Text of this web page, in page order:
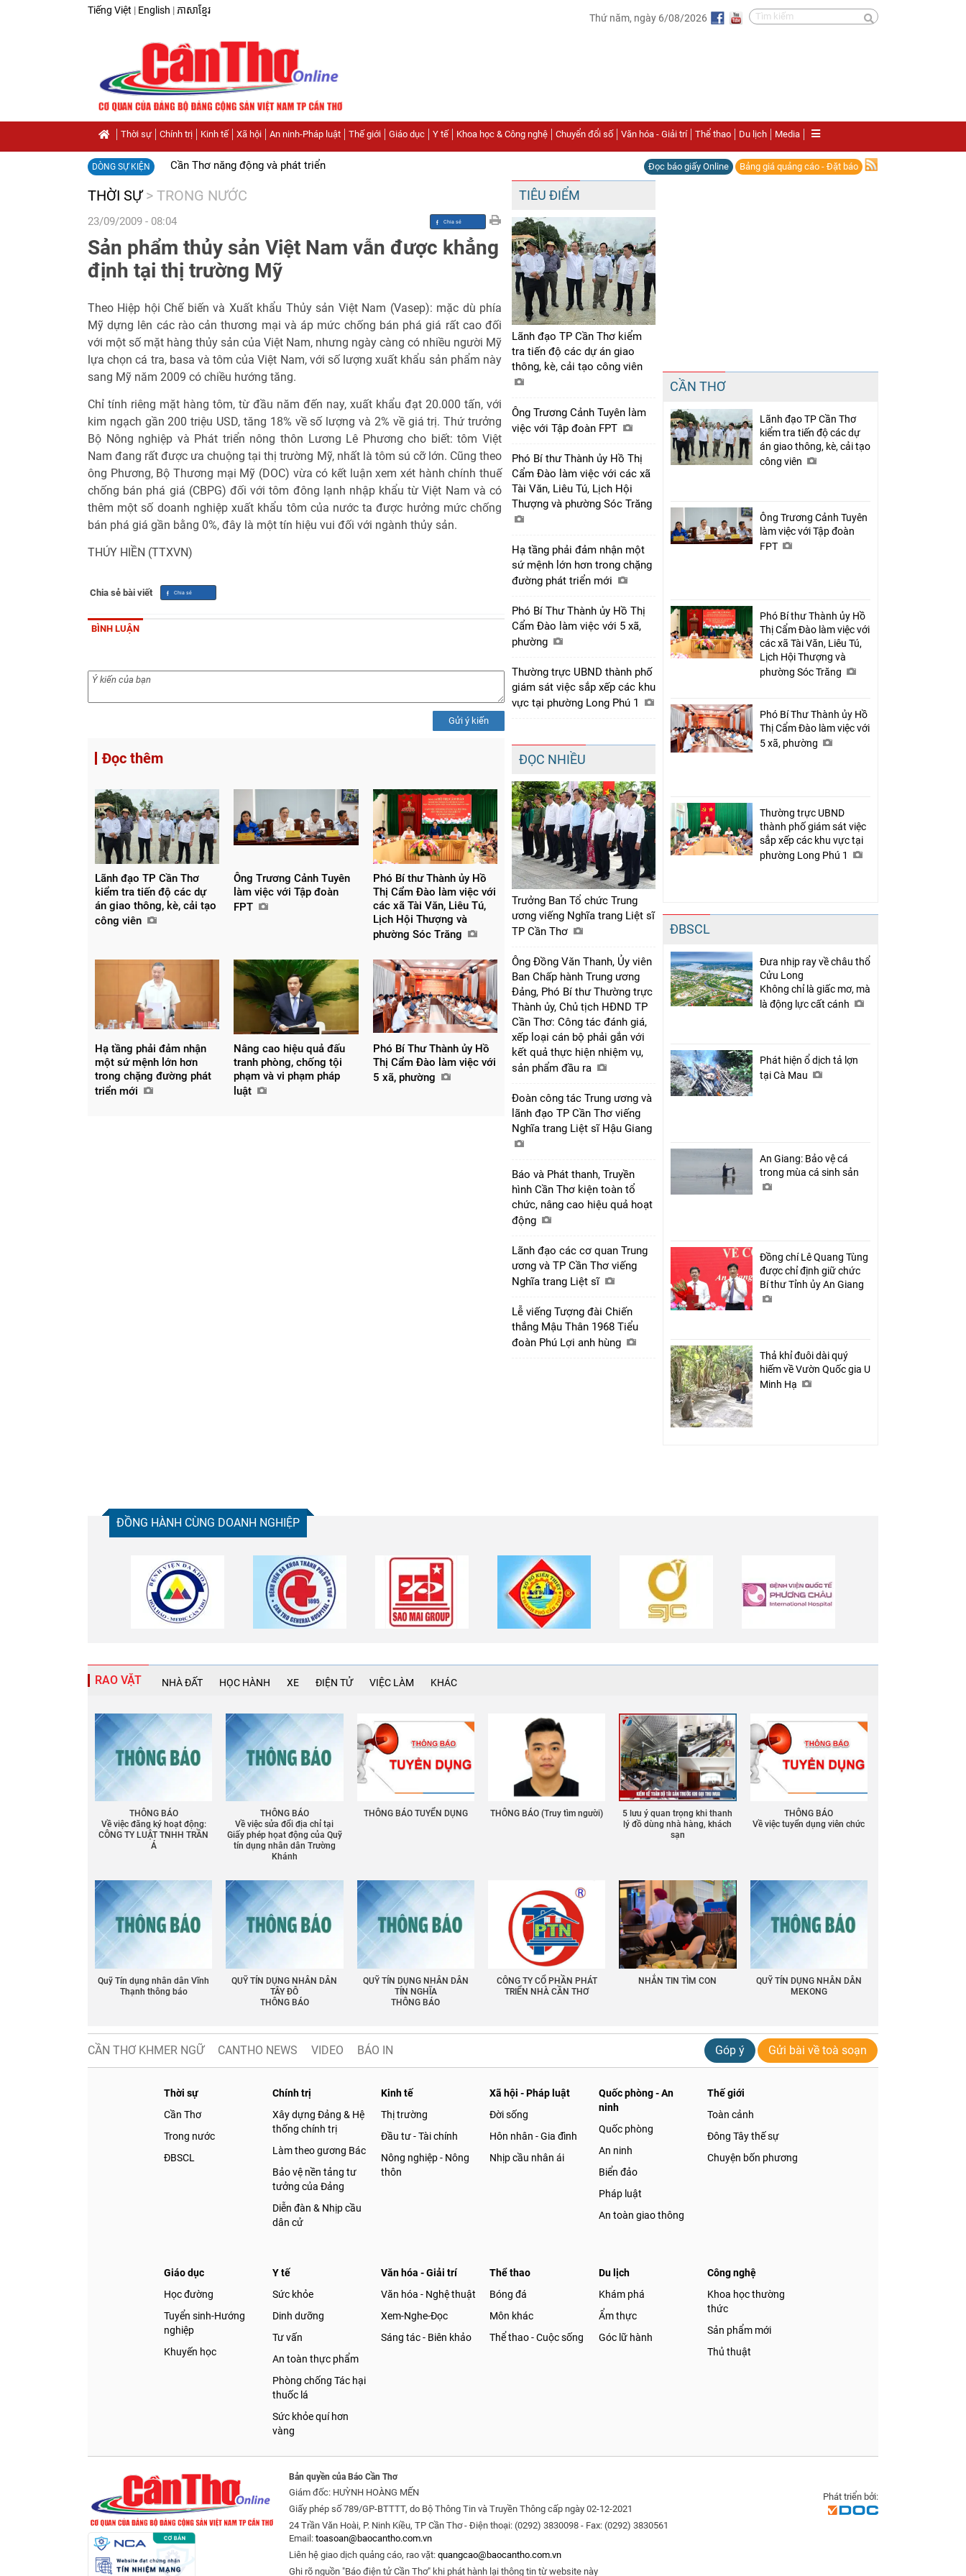
Tiếng Việt | English | ភាសាខ្មែរ
Thứ năm, ngày 6/08/2026
Thời sự Chính trị Kinh tế Xã hội An ninh-Pháp luật Thế giới Giáo dục Y tế Khoa học & Công nghệ Chuyển đổi số Văn hóa - Giải trí Thể thao Du lịch Media
DÒNG SỰ KIỆN Cần Thơ năng động và phát triển Đọc báo giấy Online Bảng giá quảng cáo - Đặt báo
THỜI SỰ > TRONG NƯỚC
23/09/2009 - 08:04
Chia sẻ
Sản phẩm thủy sản Việt Nam vẫn được khẳng
định tại thị trường Mỹ
Theo Hiệp hội Chế biến và Xuất khẩu Thủy sản Việt Nam (Vasep): mặc dù phía
Mỹ dựng lên các rào cản thương mại và áp mức chống bán phá giá rất cao đối
với một số mặt hàng thủy sản của Việt Nam, nhưng ngày càng có nhiều người Mỹ
lựa chọn cá tra, basa và tôm của Việt Nam, với số lượng xuất khẩu sản phẩm này
sang Mỹ năm 2009 có chiều hướng tăng.
Chỉ tính riêng mặt hàng tôm, từ đầu năm đến nay, xuất khẩu đạt 20.000 tấn, với
kim ngạch gần 200 triệu USD, tăng 18% về số lượng và 2% về giá trị. Thứ trưởng
Bộ Nông nghiệp và Phát triển nông thôn Lương Lê Phương cho biết: tôm Việt
Nam đang rất được ưa chuộng tại thị trường Mỹ, nhất là tôm sú cỡ lớn. Cũng theo
ông Phương, Bộ Thương mại Mỹ (DOC) vừa có kết luận xem xét hành chính thuế
chống bán phá giá (CBPG) đối với tôm đông lạnh nhập khẩu từ Việt Nam và có
thêm một số doanh nghiệp xuất khẩu tôm của nước ta được hưởng mức chống
bán phá giá gần bằng 0%, đây là một tín hiệu vui đối với ngành thủy sản.
THÚY HIỀN (TTXVN)
Chia sẻ bài viết
Chia sẻ
Facebook
BÌNH LUẬN
Gửi ý kiến
Đọc thêm
Lãnh đạo TP Cần Thơ
kiểm tra tiến độ các dự
án giao thông, kè, cải tạo
công viên
Ông Trương Cảnh Tuyên
làm việc với Tập đoàn
FPT
Phó Bí thư Thành ủy Hồ
Thị Cẩm Đào làm việc với
các xã Tài Văn, Liêu Tú,
Lịch Hội Thượng và
phường Sóc Trăng
Hạ tầng phải đảm nhận
một sứ mệnh lớn hơn
trong chặng đường phát
triển mới
Nâng cao hiệu quả đấu
tranh phòng, chống tội
phạm và vi phạm pháp
luật
Phó Bí Thư Thành ủy Hồ
Thị Cẩm Đào làm việc với
5 xã, phường
TIÊU ĐIỂM
Lãnh đạo TP Cần Thơ kiểm
tra tiến độ các dự án giao
thông, kè, cải tạo công viên
Ông Trương Cảnh Tuyên làm
việc với Tập đoàn FPT
Phó Bí thư Thành ủy Hồ Thị
Cẩm Đào làm việc với các xã
Tài Văn, Liêu Tú, Lịch Hội
Thượng và phường Sóc Trăng
Hạ tầng phải đảm nhận một
sứ mệnh lớn hơn trong chặng
đường phát triển mới
Phó Bí Thư Thành ủy Hồ Thị
Cẩm Đào làm việc với 5 xã,
phường
Thường trực UBND thành phố
giám sát việc sắp xếp các khu
vực tại phường Long Phú 1
ĐỌC NHIỀU
Trưởng Ban Tổ chức Trung
ương viếng Nghĩa trang Liệt sĩ
TP Cần Thơ
Ông Đồng Văn Thanh, Ủy viên
Ban Chấp hành Trung ương
Đảng, Phó Bí thư Thường trực
Thành ủy, Chủ tịch HĐND TP
Cần Thơ: Công tác đánh giá,
xếp loại cán bộ phải gắn với
kết quả thực hiện nhiệm vụ,
sản phẩm đầu ra
Đoàn công tác Trung ương và
lãnh đạo TP Cần Thơ viếng
Nghĩa trang Liệt sĩ Hậu Giang
Báo và Phát thanh, Truyền
hình Cần Thơ kiện toàn tổ
chức, nâng cao hiệu quả hoạt
động
Lãnh đạo các cơ quan Trung
ương và TP Cần Thơ viếng
Nghĩa trang Liệt sĩ
Lễ viếng Tượng đài Chiến
thắng Mậu Thân 1968 Tiểu
đoàn Phú Lợi anh hùng
CẦN THƠ
Lãnh đạo TP Cần Thơ
kiểm tra tiến độ các dự
án giao thông, kè, cải tạo
công viên
Ông Trương Cảnh Tuyên
làm việc với Tập đoàn
FPT
Phó Bí thư Thành ủy Hồ
Thị Cẩm Đào làm việc với
các xã Tài Văn, Liêu Tú,
Lịch Hội Thượng và
phường Sóc Trăng
Phó Bí Thư Thành ủy Hồ
Thị Cẩm Đào làm việc với
5 xã, phường
Thường trực UBND
thành phố giám sát việc
sắp xếp các khu vực tại
phường Long Phú 1
ĐBSCL
Đưa nhịp ray về châu thổ
Cửu Long
Không chỉ là giấc mơ, mà
là động lực cất cánh
Phát hiện ổ dịch tả lợn
tại Cà Mau
An Giang: Bảo vệ cá
trong mùa cá sinh sản
Đồng chí Lê Quang Tùng
được chỉ định giữ chức
Bí thư Tỉnh ủy An Giang
Thả khỉ đuôi dài quý
hiếm về Vườn Quốc gia U
Minh Hạ
ĐỒNG HÀNH CÙNG DOANH NGHIỆP
RAO VẶT NHÀ ĐẤT HỌC HÀNH XE ĐIỆN TỬ VIỆC LÀM KHÁC
THÔNG BÁO
Về việc đăng ký hoạt động:
CÔNG TY LUẬT TNHH TRẦN
Á
THÔNG BÁO
Về việc sửa đổi địa chỉ tại
Giấy phép họat động của Quỹ
tín dụng nhân dân Trường
Khánh
THÔNG BÁO TUYỂN DỤNG THÔNG BÁO (Truy tìm người)
5 lưu ý quan trọng khi thanh
lý đồ dùng nhà hàng, khách
sạn
THÔNG BÁO
Về việc tuyển dụng viên chức
Quỹ Tín dụng nhân dân Vĩnh
Thạnh thông báo
QUỸ TÍN DỤNG NHÂN DÂN
TÂY ĐÔ
THÔNG BÁO
QUỸ TÍN DỤNG NHÂN DÂN
TÍN NGHĨA
THÔNG BÁO
CÔNG TY CỔ PHẦN PHÁT
TRIỂN NHÀ CẦN THƠ
NHẮN TIN TÌM CON
QUỸ TÍN DỤNG NHÂN DÂN
MEKONG
CẦN THƠ KHMER NGỮ CANTHO NEWS VIDEO BÁO IN Góp ý Gửi bài về toà soạn
Thời sự
Cần Thơ
Trong nước
ĐBSCL
Chính trị
Xây dựng Đảng & Hệ
thống chính trị
Làm theo gương Bác
Bảo vệ nền tảng tư
tưởng của Đảng
Diễn đàn & Nhịp cầu
dân cử
Kinh tế
Thị trường
Đầu tư - Tài chính
Nông nghiệp - Nông
thôn
Xã hội - Pháp luật
Đời sống
Hôn nhân - Gia đình
Nhịp cầu nhân ái
Quốc phòng - An
ninh
Quốc phòng
An ninh
Biển đảo
Pháp luật
An toàn giao thông
Thế giới
Toàn cảnh
Đông Tây thế sự
Chuyện bốn phương
Giáo dục
Học đường
Tuyển sinh-Hướng
nghiệp
Khuyến học
Y tế
Sức khỏe
Dinh dưỡng
Tư vấn
An toàn thực phẩm
Phòng chống Tác hại
thuốc lá
Sức khỏe quí hơn
vàng
Văn hóa - Giải trí
Văn hóa - Nghệ thuật
Xem-Nghe-Đọc
Sáng tác - Biên khảo
Thể thao
Bóng đá
Môn khác
Thể thao - Cuộc sống
Du lịch
Khám phá
Ẩm thực
Góc lữ hành
Công nghệ
Khoa học thường
thức
Sản phẩm mới
Thủ thuật
Bản quyền của Báo Cần Thơ
Giám đốc: HUỲNH HOÀNG MẾN
Giấy phép số 789/GP-BTTTT, do Bộ Thông Tin và Truyền Thông cấp ngày 02-12-2021
24 Trần Văn Hoài, P. Ninh Kiều, TP Cần Thơ - Điện thoại: (0292) 3830098 - Fax: (0292) 3830561
Email: toasoan@baocantho.com.vn
Liên hệ giao dịch quảng cáo, rao vặt: quangcao@baocantho.com.vn
Ghi rõ nguồn "Báo điện tử Cần Thơ" khi phát hành lại thông tin từ website này
Phát triển bởi: